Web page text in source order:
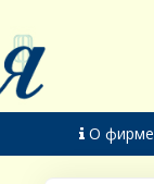
О фирме